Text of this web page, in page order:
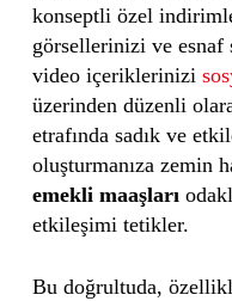
konseptli özel
görsellerinizi ve esnaf
video içeriklerinizi
üzerinden düzenli
etrafında sadık ve
oluşturmanıza zemin
emekli maaşları
etkileşimi tetikler.
Bu doğrultuda,